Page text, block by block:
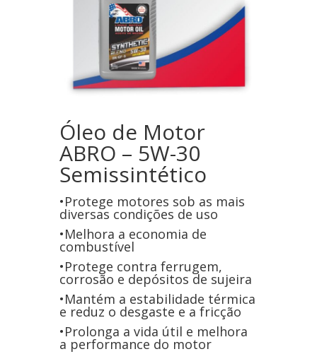
Óleo de Motor
ABRO – 5W-30
Semissintético
•Protege motores sob as mais
diversas condições de uso
•Melhora a economia de
combustível
•Protege contra ferrugem,
corrosão e depósitos de sujeira
•Mantém a estabilidade térmica
e reduz o desgaste e a fricção
•Prolonga a vida útil e melhora
a performance do motor